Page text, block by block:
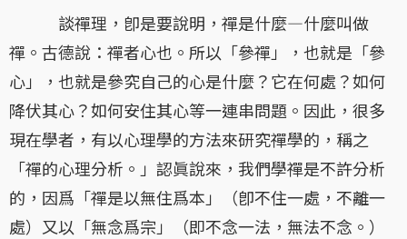
談禪理，卽是要說明，禪是什麼—什麼叫做
禪。古德說：禪者心也。所以「參禪」，也就是「參
心」，也就是參究自己的心是什麼？它在何處？如何
降伏其心？如何安住其心等一連串問題。因此，很多
現在學者，有以心理學的方法來研究禪學的，稱之
「禪的心理分析。」認眞說來，我們學禪是不許分析
的，因爲「禪是以無住爲本」（卽不住一處，不離一
處）又以「無念爲宗」（即不念一法，無法不念。）